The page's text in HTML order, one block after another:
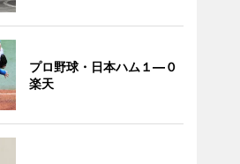
プロ野球・日本ハム１―０
楽天